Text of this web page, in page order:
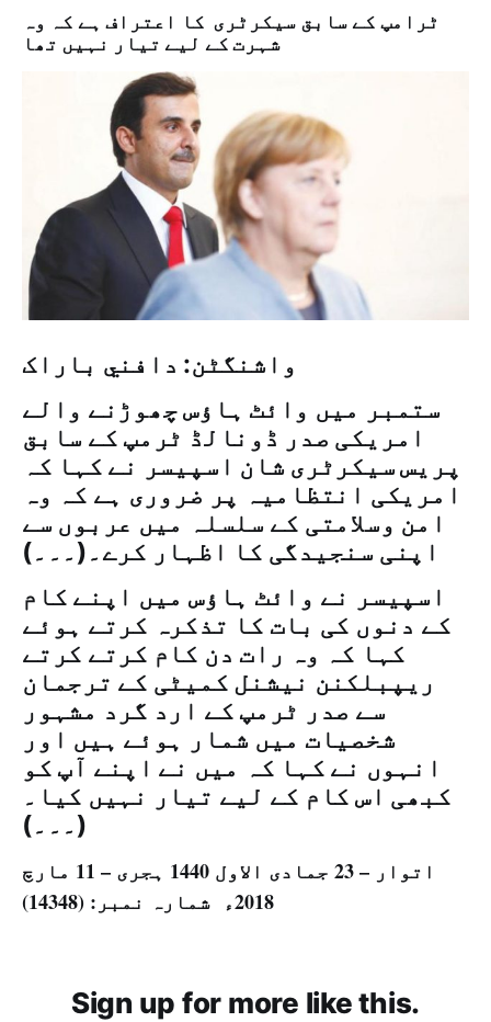
ٹرامپ کے سابق سیکرٹری كا اعتراف ہے کہ وہ
شہرت کے لیے تیار نہیں تھا
واشنگٹن: دافني باراک
ستمبر میں وائٹ ہاؤس چھوڑنے والے
امریکی صدر ڈونالڈ ٹرمپ کے سابق
پریس سیکرٹری شان اسپیسر نے کہا کہ
امریکی انتظامیہ پر ضروری ہے کہ وہ
امن وسلامتی کے سلسلہ میں عربوں سے
اپنی سنجیدگی کا اظہار کرے۔(۔۔۔)
اسپیسر نے وائٹ ہاؤس میں اپنے کام
کے دنوں کی بات کا تذکرہ کرتے ہوئے
کہا کہ وہ رات دن کام کرتے کرتے
ریپبلکنن نیشنل کمیٹی کے ترجمان
سے صدر ٹرمپ کے ارد گرد مشہور
شخصیات میں شمار ہوئے ہیں اور
انہوں نے کہا کہ میں نے اپنے آپ کو
کبھی اس کام کے لیے تیار نہیں کیا۔
(۔۔۔)
اتوار – 23 جمادی الاول 1440 ہجری – 11 مارچ
2018ء شمارہ نمبر: (14348)
Sign up for more like this.